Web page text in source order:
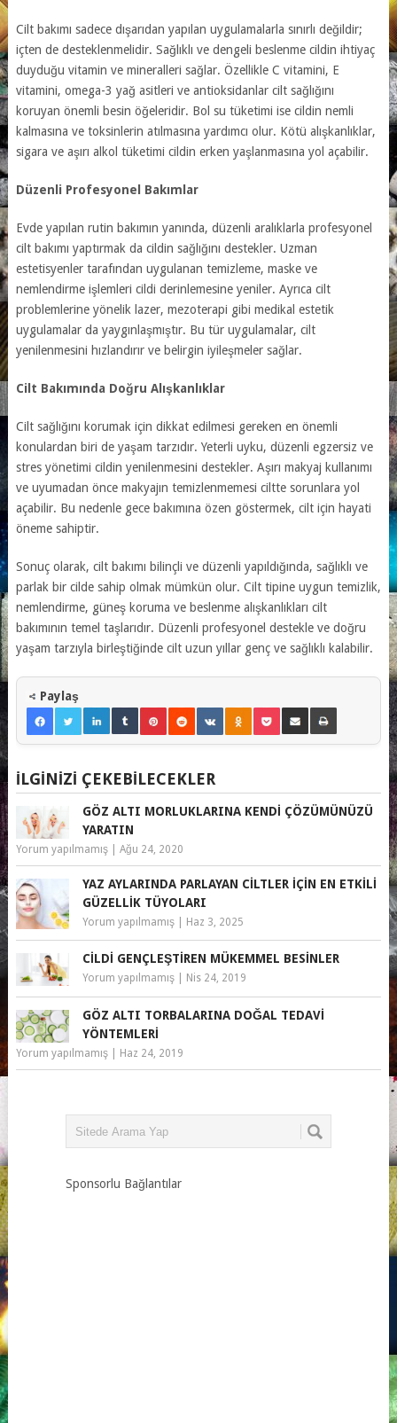
Cilt bakımı sadece dışarıdan yapılan uygulamalarla sınırlı değildir;
içten de desteklenmelidir. Sağlıklı ve dengeli beslenme cildin ihtiyaç
duyduğu vitamin ve mineralleri sağlar. Özellikle C vitamini, E
vitamini, omega-3 yağ asitleri ve antioksidanlar cilt sağlığını
koruyan önemli besin öğeleridir. Bol su tüketimi ise cildin nemli
kalmasına ve toksinlerin atılmasına yardımcı olur. Kötü alışkanlıklar,
sigara ve aşırı alkol tüketimi cildin erken yaşlanmasına yol açabilir.
Düzenli Profesyonel Bakımlar
Evde yapılan rutin bakımın yanında, düzenli aralıklarla profesyonel
cilt bakımı yaptırmak da cildin sağlığını destekler. Uzman
estetisyenler tarafından uygulanan temizleme, maske ve
nemlendirme işlemleri cildi derinlemesine yeniler. Ayrıca cilt
problemlerine yönelik lazer, mezoterapi gibi medikal estetik
uygulamalar da yaygınlaşmıştır. Bu tür uygulamalar, cilt
yenilenmesini hızlandırır ve belirgin iyileşmeler sağlar.
Cilt Bakımında Doğru Alışkanlıklar
Cilt sağlığını korumak için dikkat edilmesi gereken en önemli
konulardan biri de yaşam tarzıdır. Yeterli uyku, düzenli egzersiz ve
stres yönetimi cildin yenilenmesini destekler. Aşırı makyaj kullanımı
ve uyumadan önce makyajın temizlenmemesi ciltte sorunlara yol
açabilir. Bu nedenle gece bakımına özen göstermek, cilt için hayati
öneme sahiptir.
Sonuç olarak, cilt bakımı bilinçli ve düzenli yapıldığında, sağlıklı ve
parlak bir cilde sahip olmak mümkün olur. Cilt tipine uygun temizlik,
nemlendirme, güneş koruma ve beslenme alışkanlıkları cilt
bakımının temel taşlarıdır. Düzenli profesyonel destekle ve doğru
yaşam tarzıyla birleştiğinde cilt uzun yıllar genç ve sağlıklı kalabilir.
Paylaş
İLGINIZI ÇEKEBILECEKLER
GÖZ ALTI MORLUKLARINA KENDI ÇÖZÜMÜNÜZÜ
YARATIN
Yorum yapılmamış| Ağu 24, 2020
YAZ AYLARINDA PARLAYAN CILTLER İÇIN EN ETKILI
GÜZELLIK TÜYOLARI
Yorum yapılmamış| Haz 3, 2025
CILDI GENÇLEŞTIREN MÜKEMMEL BESINLER
Yorum yapılmamış| Nis 24, 2019
GÖZ ALTI TORBALARINA DOĞAL TEDAVI
YÖNTEMLERI
Yorum yapılmamış| Haz 24, 2019
Sponsorlu Bağlantılar